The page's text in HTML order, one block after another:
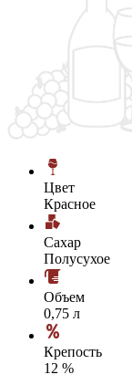
Цвет
Красное
Сахар
Полусухое
Объем
0,75 л
Крепость
12 %